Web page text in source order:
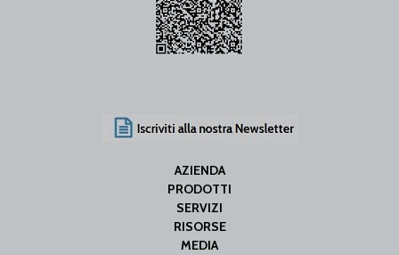
AZIENDA
PRODOTTI
SERVIZI
RISORSE
MEDIA